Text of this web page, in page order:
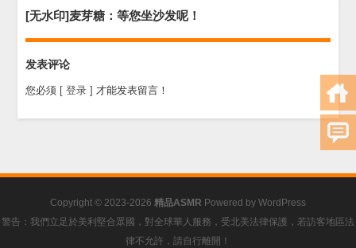
[无水印]麦芽糖：等您坐沙发呢！
发表评论
您必须 [ 登录 ] 才能发表留言！
Copyright © 2023-2026 精品ASMR Powered by WordPress
警告：我們立足於美利堅合眾國，對全球華人服務，受北美法律保護，若訪客地區法
律不允許，請自行離開！